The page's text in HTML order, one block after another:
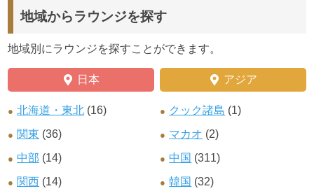
地域からラウンジを探す
地域別にラウンジを探すことができます。
日本
北海道・東北 (16)
関東 (36)
中部 (14)
関西 (14)
アジア
クック諸島 (1)
マカオ (2)
中国 (311)
韓国 (32)